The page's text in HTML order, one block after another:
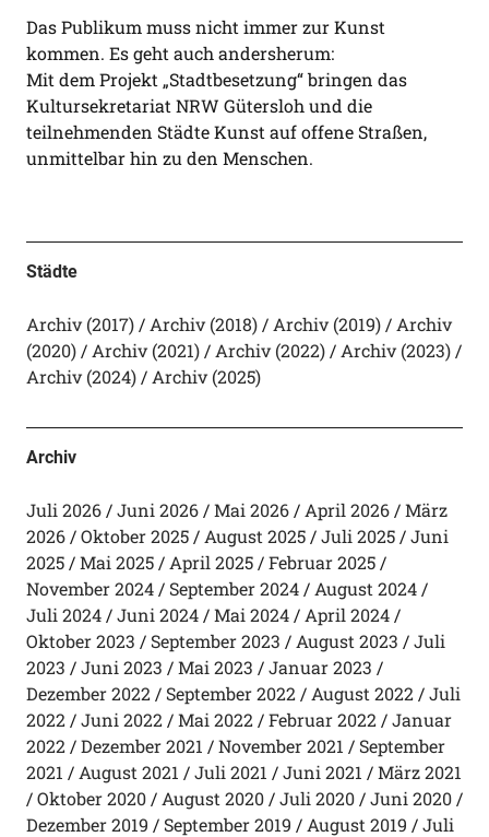
Das Publikum muss nicht immer zur Kunst
kommen. Es geht auch andersherum:
Mit dem Projekt „Stadtbesetzung“ bringen das
Kultursekretariat NRW Gütersloh und die
teilnehmenden Städte Kunst auf offene Straßen,
unmittelbar hin zu den Menschen.
Städte
Archiv (2017) Archiv (2018) Archiv (2019)
Archiv
(2020)
Archiv (2021) Archiv (2022)
Archiv (2023)
Archiv (2024)
Archiv (2025)
Archiv
Juli 2026 Juni 2026 Mai 2026 April 2026
März
2026
Oktober 2025 August 2025 Juli 2025
Juni
2025
Mai 2025 April 2025
Februar 2025
November 2024
September 2024
August 2024
Juli 2024
Juni 2024 Mai 2024
April 2024
Oktober 2023
September 2023 August 2023
Juli
2023
Juni 2023 Mai 2023
Januar 2023
Dezember 2022
September 2022 August 2022
Juli
2022
Juni 2022 Mai 2022 Februar 2022
Januar
2022
Dezember 2021 November 2021
September
2021
August 2021 Juli 2021 Juni 2021
März 2021
Oktober 2020
August 2020 Juli 2020
Juni 2020
Dezember 2019
September 2019 August 2019
Juli